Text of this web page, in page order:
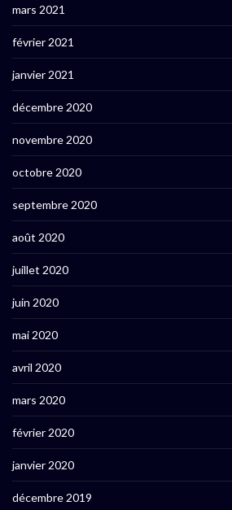
mars 2021
février 2021
janvier 2021
décembre 2020
novembre 2020
octobre 2020
septembre 2020
août 2020
juillet 2020
juin 2020
mai 2020
avril 2020
mars 2020
février 2020
janvier 2020
décembre 2019